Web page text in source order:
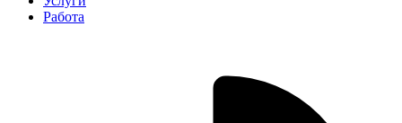
Работа